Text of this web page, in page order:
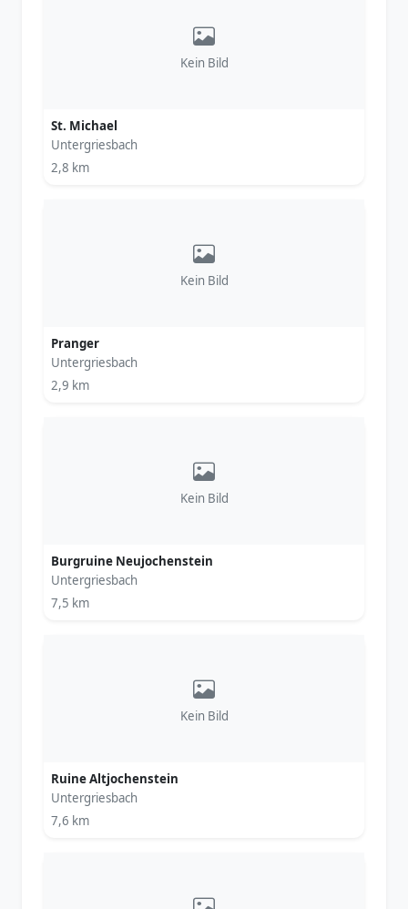
Kein Bild
St. Michael
Untergriesbach
2,8 km
Kein Bild
Pranger
Untergriesbach
2,9 km
Kein Bild
Burgruine Neujochenstein
Untergriesbach
7,5 km
Kein Bild
Ruine Altjochenstein
Untergriesbach
7,6 km